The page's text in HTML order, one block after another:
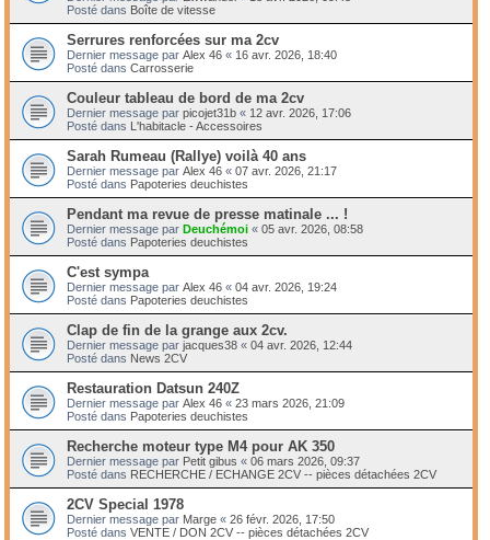
Posté dans Boîte de vitesse
Serrures renforcées sur ma 2cv
Dernier message par Alex 46 « 16 avr. 2026, 18:40
Posté dans Carrosserie
Couleur tableau de bord de ma 2cv
Dernier message par picojet31b « 12 avr. 2026, 17:06
Posté dans L'habitacle - Accessoires
Sarah Rumeau (Rallye) voilà 40 ans
Dernier message par Alex 46 « 07 avr. 2026, 21:17
Posté dans Papoteries deuchistes
Pendant ma revue de presse matinale ... !
Dernier message par Deuchémoi « 05 avr. 2026, 08:58
Posté dans Papoteries deuchistes
C'est sympa
Dernier message par Alex 46 « 04 avr. 2026, 19:24
Posté dans Papoteries deuchistes
Clap de fin de la grange aux 2cv.
Dernier message par jacques38 « 04 avr. 2026, 12:44
Posté dans News 2CV
Restauration Datsun 240Z
Dernier message par Alex 46 « 23 mars 2026, 21:09
Posté dans Papoteries deuchistes
Recherche moteur type M4 pour AK 350
Dernier message par Petit gibus « 06 mars 2026, 09:37
Posté dans RECHERCHE / ECHANGE 2CV -- pièces détachées 2CV
2CV Special 1978
Dernier message par Marge « 26 févr. 2026, 17:50
Posté dans VENTE / DON 2CV -- pièces détachées 2CV